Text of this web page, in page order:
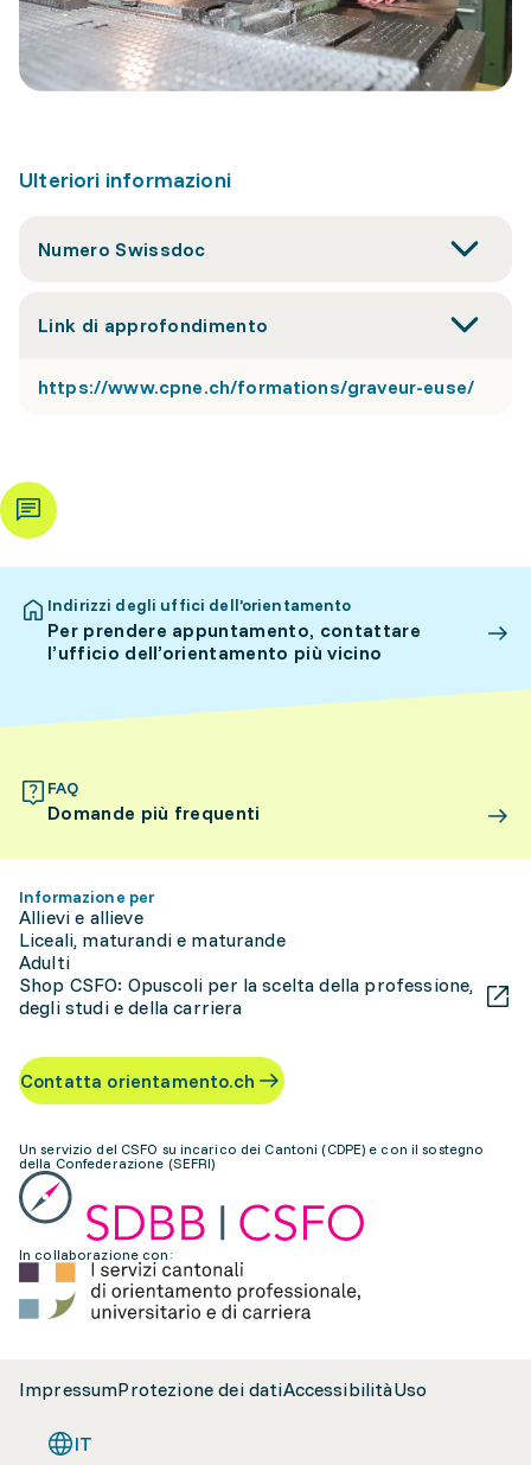
Ulteriori informazioni
Numero Swissdoc
Link di approfondimento
https://www.cpne.ch/formations/graveur-euse/
Indirizzi degli uffici dell’orientamento
Per prendere appuntamento, contattare
l’ufficio dell’orientamento più vicino
FAQ
Domande più frequenti
Informazione per
Allievi e allieve
Liceali, maturandi e maturande
Adulti
Shop CSFO: Opuscoli per la scelta della professione,
degli studi e della carriera
Contatta orientamento.ch
Un servizio del CSFO su incarico dei Cantoni (CDPE) e con il sostegno
della Confederazione (SEFRI)
In collaborazione con:
ImpressumProtezione dei datiAccessibilitàUso
IT